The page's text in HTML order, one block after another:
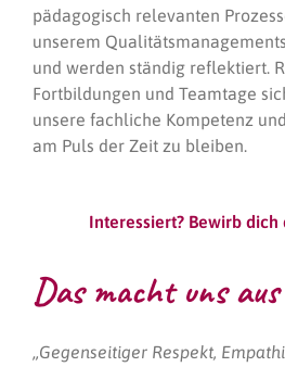
pädagogisch relevanten
unserem
und werden ständig reflektiert.
Fortbildungen und Teamtage
unsere fachliche Kompetenz
am Puls der Zeit zu bleiben.
Interessiert? Bewirb dich
Das macht uns aus
„Gegenseitiger Respekt,